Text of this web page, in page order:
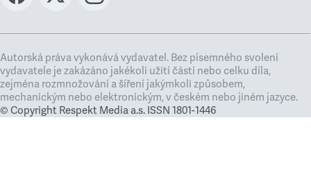
Autorská práva vykonává vydavatel. Bez písemného svolení
vydavatele je zakázáno jakékoli užití částí nebo celku díla,
zejména rozmnožování a šíření jakýmkoli způsobem,
mechanickým nebo elektronickým, v českém nebo jiném jazyce.
© Copyright Respekt Media a.s. ISSN 1801-1446